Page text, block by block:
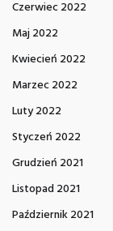
Czerwiec 2022
Maj 2022
Kwiecień 2022
Marzec 2022
Luty 2022
Styczeń 2022
Grudzień 2021
Listopad 2021
Październik 2021